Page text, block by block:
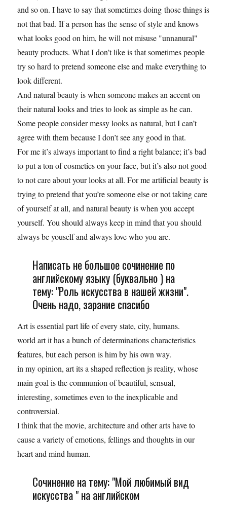
and so on. I have to say that sometimes doing those things is
not that bad. If a person has the sense of style and knows
what looks good on him, he will not misuse "unnanural"
beauty products. What I don’t like is that sometimes people
try so hard to pretend someone else and make everything to
look different.
And natural beauty is when someone makes an accent on
their natural looks and tries to look as simple as he can.
Some people consider messy looks as natural, but I can’t
agree with them because I don’t see any good in that.
For me it’s always important to find a right balance; it’s bad
to put a ton of cosmetics on your face, but it’s also not good
to not care about your looks at all. For me artificial beauty is
trying to pretend that you’re someone else or not taking care
of yourself at all, and natural beauty is when you accept
yourself. You should always keep in mind that you should
always be youself and always love who you are.
Написать не большое сочинение по
английскому языку (буквально ) на
тему: "Роль искусства в нашей жизни".
Очень надо, зарание спасибо
Art is essential part life of every state, city, humans.
world art it has a bunch of determinations characteristics
features, but each person is him by his own way.
in my opinion, art its a shaped reflection js reality, whose
main goal is the communion of beautiful, sensual,
interesting, sometimes even to the inexplicable and
controversial.
l think that the movie, architecture and other arts have to
cause a variety of emotions, fellings and thoughts in our
heart and mind human.
Сочинение на тему: "Мой любимый вид
искусства " на английском